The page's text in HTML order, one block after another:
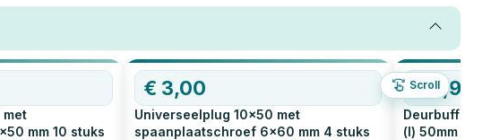
Scroll
mm 10 stuks
€ 3,00
Universeelplug 10x50 met
spaanplaatschroef 6x60 mm 4 stuks
OP=OP
€2,99
Deurbuffer /
(l) 50mm bij